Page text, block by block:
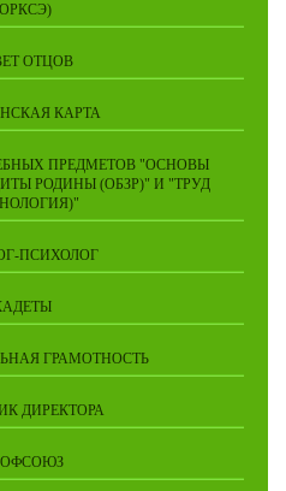
ОТЦОВ
КАРТА
ПРЕДМЕТОВ "ОСНОВЫ
РОДИНЫ (ОБЗР)" И "ТРУД
ПСИХОЛОГ
ГРАМОТНОСТЬ
ДИРЕКТОРА